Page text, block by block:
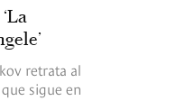
retrata al
sigue en